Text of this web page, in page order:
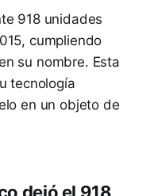
918 unidades
cumpliendo
su nombre. Esta
tecnología
en un objeto de
dejó el 918